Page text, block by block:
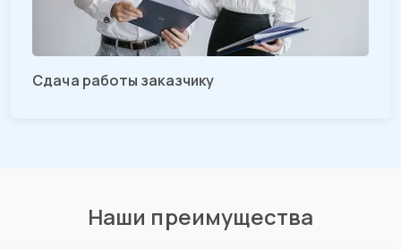
Сдача работы заказчику
Наши преимущества